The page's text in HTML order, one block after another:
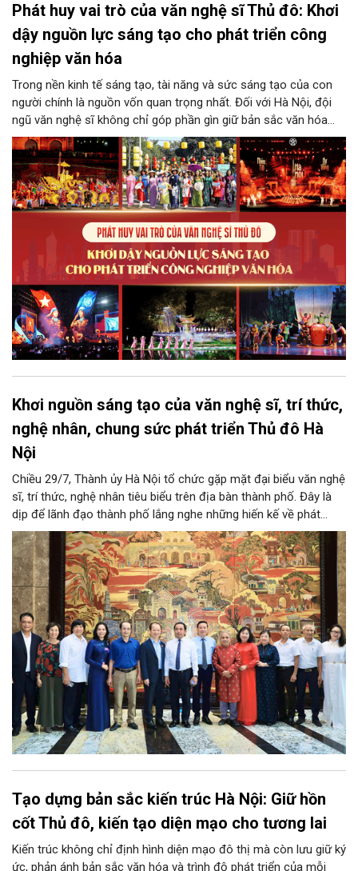
Phát huy vai trò của văn nghệ sĩ Thủ đô: Khơi
dậy nguồn lực sáng tạo cho phát triển công
nghiệp văn hóa
Trong nền kinh tế sáng tạo, tài năng và sức sáng tạo của con
người chính là nguồn vốn quan trọng nhất. Đối với Hà Nội, đội
ngũ văn nghệ sĩ không chỉ góp phần gìn giữ bản sắc văn hóa
mà còn giữ vai trò trung tâm trong quá trình hình thành các sản
phẩm công nghiệp văn hóa có giá trị. Khơi dậy, phát huy và tạo
điều kiện để nguồn lực sáng tạo ấy phát triển sẽ là “chìa khóa”
để Hà Nội khai thác hiệu quả tiềm năng văn hóa, nâng cao năng
lực cạnh tranh và khẳng định vị thế của một trung tâm sáng tạo
trong kỷ nguyên mới.
Khơi nguồn sáng tạo của văn nghệ sĩ, trí thức,
nghệ nhân, chung sức phát triển Thủ đô Hà
Nội
Chiều 29/7, Thành ủy Hà Nội tổ chức gặp mặt đại biểu văn nghệ
sĩ, trí thức, nghệ nhân tiêu biểu trên địa bàn thành phố. Đây là
dịp để lãnh đạo thành phố lắng nghe những hiến kế về phát
triển khoa học công nghệ, đổi mới sáng tạo, công nghiệp văn
hóa và phát huy nguồn lực con người, góp phần tạo động lực
mới cho sự phát triển nhanh, bền vững của Thủ đô.
Tạo dựng bản sắc kiến trúc Hà Nội: Giữ hồn
cốt Thủ đô, kiến tạo diện mạo cho tương lai
Kiến trúc không chỉ định hình diện mạo đô thị mà còn lưu giữ ký
ức, phản ánh bản sắc văn hóa và trình độ phát triển của mỗi